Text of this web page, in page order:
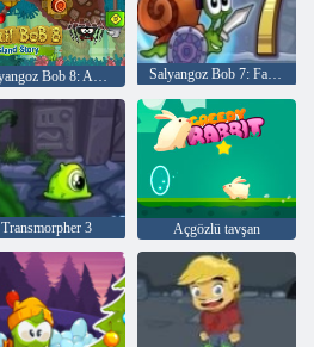
Salyangoz Bob 7: Fantezi Hikayesi
Transmorpher 3 Açgözlü tavşan